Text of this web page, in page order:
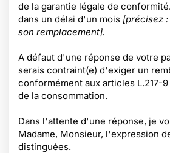
de la garantie légale de
dans un délai d'un mois [précisez
son remplacement].
A défaut d'une réponse de votre
serais contraint(e) d'exiger un
conformément aux articles L.217-9
de la consommation.
Dans l'attente d'une réponse, je
Madame, Monsieur, l'expression
distinguées.